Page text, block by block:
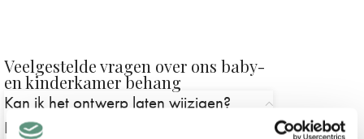
Veelgestelde vragen over ons baby-
en kinderkamer behang
Kan ik het ontwerp laten wijzigen?
In de meeste gevallen is dit mogelijk en